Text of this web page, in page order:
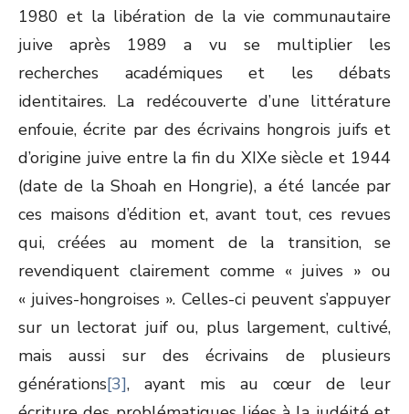
1980 et la libération de la vie communautaire
juive après 1989 a vu se multiplier les
recherches académiques et les débats
identitaires. La redécouverte d’une littérature
enfouie, écrite par des écrivains hongrois juifs et
d’origine juive entre la fin du XIXesiècle et 1944
(date de la Shoah en Hongrie), a été lancée par
ces maisons d’édition et, avant tout, ces revues
qui, créées au moment de la transition, se
revendiquent clairement comme « juives » ou
« juives-hongroises ». Celles-ci peuvent s’appuyer
sur un lectorat juif ou, plus largement, cultivé,
mais aussi sur des écrivains de plusieurs
générations[3], ayant mis au cœur de leur